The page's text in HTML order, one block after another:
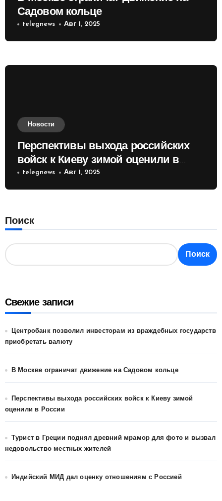
Садовом кольце
telegnews Авг 1, 2025
Новости
Перспективы выхода российских
войск к Киеву зимой оценили в
России
telegnews Авг 1, 2025
Поиск
Поиск
Свежие записи
Центробанк позволил инвесторам из враждебных государств
приобретать валюту
В Москве ограничат движение на Садовом кольце
Перспективы выхода российских войск к Киеву зимой
оценили в России
Турист в Греции поднял древний мрамор для фото и вызвал
недовольство местных жителей
Индийский МИД дал оценку отношениям с Россией